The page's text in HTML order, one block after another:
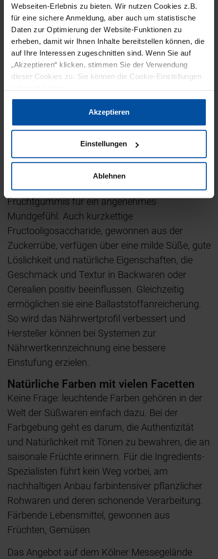
Webseiten-Erlebnis zu bieten. Wir nutzen Cookies z.B.
für eine sichere Anmeldung, aber auch um statistische
Daten zur Optimierung der Website-Funktionen zu
erheben, damit wir Ihnen Inhalte bereitstellen können, die
auf Ihre Interessen zugeschnitten sind. Wenn Sie auf
„Akzeptieren“ klicken, stimmen Sie der Verwendung
dieser Cookies zu. Sie können die Cookie-Einstellungen
Datenschutzerklärung|Impressum
Akzeptieren
Einstellungen
Ablehnen
Nüssen und Trockenfrüchten, die sich als
Stücke, Pulver oder gefriergetrocknete
Granulate verarbeiten lassen. Sie verleihen
sowohl Geschmack als auch knackigen Crunch.
Die schrittweise Reduktion von Zucker findet
immer dann ihre Grenzen, wenn die Textur oder
das Bruch- und Bissverhalten darunter leiden.
Hier sind vor allem niedrig glykämische
Kohlenhydrate und Ballaststoffe, die als
partieller Zuckerersatz immer mehr an
Bekanntheit erlangen. Inulin, ein präbiotischer
Ballaststoff aus der Zichorienwurzel, sorgt
beispielsweise in zuckerreduzierten
Fruchtgummis für ein angenehmes
Mundgefühl. Auch kurzkettige
Fructooligosaccharide, gewonnen aus der
Zuckerrübe, verfügen über eine milde Süße, gute
Löslichkeit und natürliche Eigenschaften, die
Geschmack und Textur in Backwaren oder
Cerealien positiv beeinflussen. Gleichzeitig
ermöglichen sie eine Ballaststoffanreicherung.
So wird das Nährwertprofil verbessert und
Hersteller können bei Systemen zur
Nährwertkennzeichnung eine bessere
Einstufung erzielen.
Natürliche Farben mit vielen Facetten
Keine Frage: leuchtende Farben gehören in der
Welt der Süßwaren einfach dazu. Bei der
Farbgebung geht es darum, die Authentizität
und Natürlichkeit mit Tönen zu bewahren, die an
saisonale Früchte erinnern. Für die Ingredients-
Spezialisten führt kein Weg vorbei, am
nachhaltigen Anbau farbintensiver pflanzlicher
Rohwaren und deren schonende Verarbeitung.
Färbende Lebensmittel, gewonnen aus
Früchten, Gemüsen
Das Angebot auf dem Kölner Messegelände